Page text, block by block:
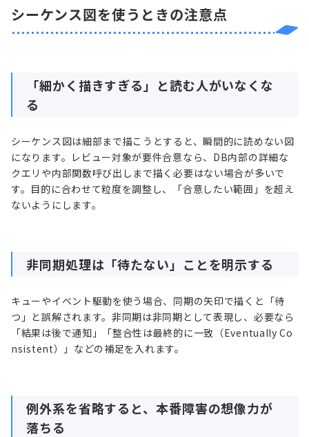
シーケンス図を使うときの注意点
「細かく描きすぎる」と読む人がいなくな
る
シーケンス図は細部まで描こうとすると、瞬間的に読めない図
になります。レビュー対象が要件合意なら、DB内部の詳細な
クエリや内部関数呼び出しまで描く必要はない場合が多いで
す。目的に合わせて粒度を調整し、「合意したい範囲」を超え
ないようにします。
非同期処理は「待たない」ことを明示する
キューやイベント駆動を使う場合、同期の矢印で描くと「待
つ」と誤解されます。非同期は非同期として表現し、必要なら
「結果は後で通知」「整合性は最終的に一致（Eventually Co
nsistent）」などの補足を入れます。
例外系を省略すると、本番障害の想像力が
落ちる